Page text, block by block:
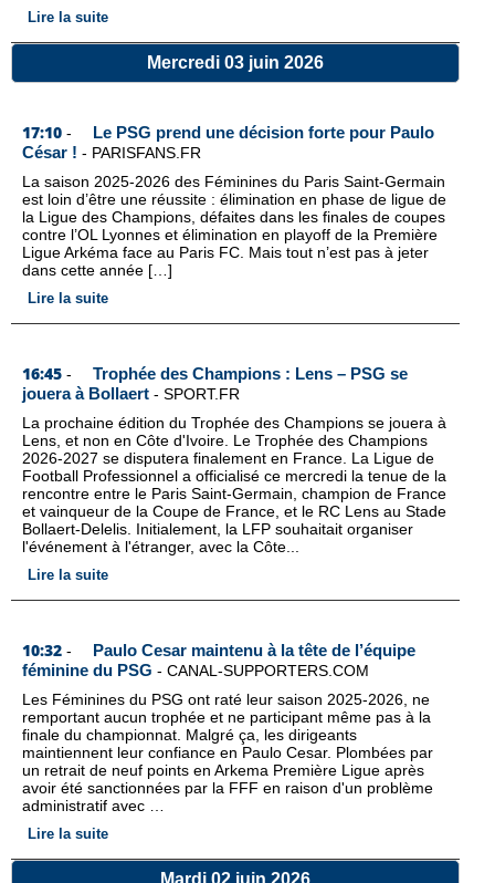
Lire la suite
Mercredi 03 juin 2026
17:10 -
Le PSG prend une décision forte pour Paulo
César ! - PARISFANS.FR
La saison 2025-2026 des Féminines du Paris Saint-Germain
est loin d’être une réussite : élimination en phase de ligue de
la Ligue des Champions, défaites dans les finales de coupes
contre l’OL Lyonnes et élimination en playoff de la Première
Ligue Arkéma face au Paris FC. Mais tout n’est pas à jeter
dans cette année […]
Lire la suite
16:45 -
Trophée des Champions : Lens – PSG se
jouera à Bollaert - SPORT.FR
La prochaine édition du Trophée des Champions se jouera à
Lens, et non en Côte d'Ivoire. Le Trophée des Champions
2026-2027 se disputera finalement en France. La Ligue de
Football Professionnel a officialisé ce mercredi la tenue de la
rencontre entre le Paris Saint-Germain, champion de France
et vainqueur de la Coupe de France, et le RC Lens au Stade
Bollaert-Delelis. Initialement, la LFP souhaitait organiser
l'événement à l'étranger, avec la Côte...
Lire la suite
10:32 -
Paulo Cesar maintenu à la tête de l’équipe
féminine du PSG - CANAL-SUPPORTERS.COM
Les Féminines du PSG ont raté leur saison 2025-2026, ne
remportant aucun trophée et ne participant même pas à la
finale du championnat. Malgré ça, les dirigeants
maintiennent leur confiance en Paulo Cesar. Plombées par
un retrait de neuf points en Arkema Première Ligue après
avoir été sanctionnées par la FFF en raison d'un problème
administratif avec …
Lire la suite
Mardi 02 juin 2026